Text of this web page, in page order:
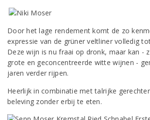
Door het lage rendement komt de zo
expressie van de grüner veltliner volledig
Deze wijn is nu fraai op dronk, maar kan -
grote en geconcentreerde witte wijnen -
jaren verder rijpen.
Heerlijk in combinatie met talrijke
beleving zonder erbij te eten.